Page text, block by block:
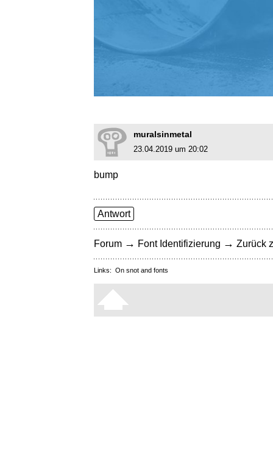
muralsinmetal
23.04.2019 um 20:02
bump
Antwort
Forum → Font Identifizierung → Zurück
Links: On snot and fonts